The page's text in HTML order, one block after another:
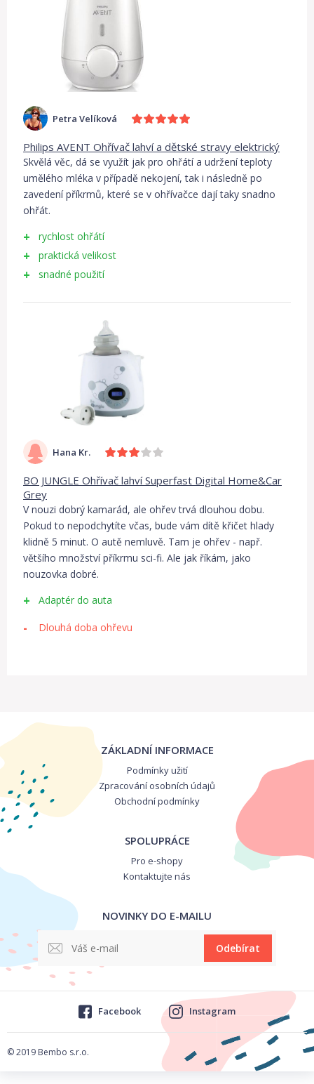
Petra Velíková
Philips AVENT Ohřívač lahví a dětské stravy elektrický
Skvělá věc, dá se využít jak pro ohřátí a udržení teploty
umělého mléka v případě nekojení, tak i následně po
zavedení příkrmů, které se v ohřívačce dají taky snadno
ohřát.
rychlost ohřátí
praktická velikost
snadné použití
Hana Kr.
BO JUNGLE Ohřívač lahví Superfast Digital Home&Car
Grey
V nouzi dobrý kamarád, ale ohřev trvá dlouhou dobu.
Pokud to nepodchytíte včas, bude vám dítě křičet hlady
klidně 5 minut. O autě nemluvě. Tam je ohřev - např.
většího množství příkrmu sci-fi. Ale jak říkám, jako
nouzovka dobré.
Adaptér do auta
Dlouhá doba ohřevu
ZÁKLADNÍ INFORMACE
Podmínky užití
Zpracování osobních údajů
Obchodní podmínky
SPOLUPRÁCE
Pro e-shopy
Kontaktujte nás
NOVINKY DO E-MAILU
Odebírat
© 2019 Bembo s.r.o.
Facebook Instagram